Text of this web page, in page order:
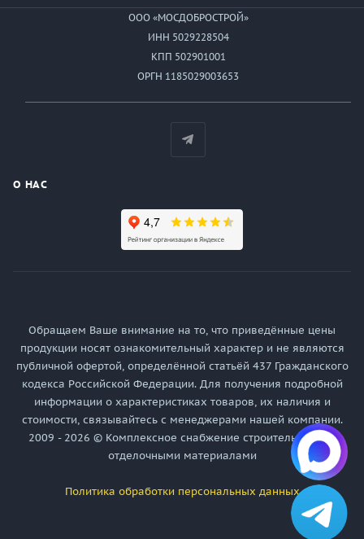
ООО «МОСДОБРОСТРОЙ»
ИНН 5029228504
КПП 502901001
ОРГН 1185029003653
О НАС
Обращаем Ваше внимание на то, что приведённые цены
продукции носят ознакомительный характер и не являются
публичной офертой, определённой статьёй 437 Гражданского
кодекса Российской Федерации. Для получения подробной
информации о характеристиках товаров, их наличия и
стоимости, связывайтесь с менеджерами нашей компании.
2009 - 2026 © Комплексное снабжение строительными и
отделочными материалами
Политика обработки персональных данных